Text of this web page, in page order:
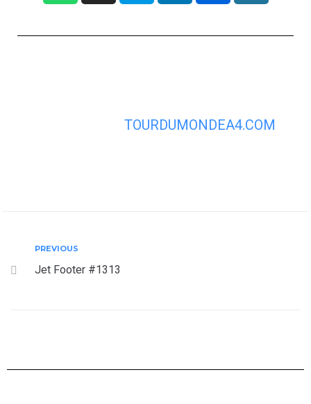
TOURDUMONDEA4.COM
PREVIOUS
Jet Footer #1313